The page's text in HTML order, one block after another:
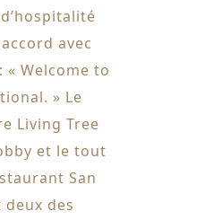
avec
« Welcome to
» Le
Living Tree
et le tout
San
deux des